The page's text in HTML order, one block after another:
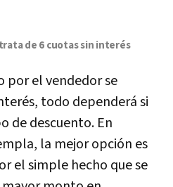
de 6 cuotas sin interés
por el vendedor se
todo dependerá si
de descuento. En
la mejor opción es
el simple hecho que se